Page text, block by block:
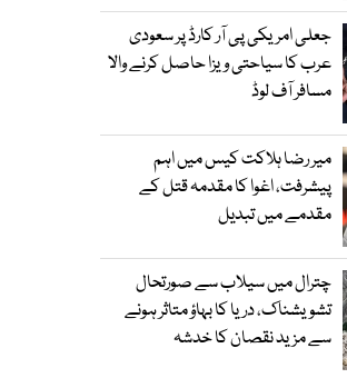
جعلی امریکی پی آر کارڈ پر سعودی
عرب کا سیاحتی ویزا حاصل کرنے والا
مسافر آف لوڈ
میر رضا ہلاکت کیس میں اہم
پیشرفت، اغوا کا مقدمہ قتل کے
مقدمے میں تبدیل
چترال میں سیلاب سے صورتحال
تشویشناک، دریا کا بہاؤ متاثر ہونے
سے مزید نقصان کا خدشہ